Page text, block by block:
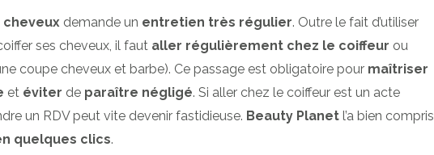
demande un entretien très régulier. Outre le fait d’utiliser
ses cheveux, il faut aller régulièrement chez le coiffeur ou
coupe cheveux et barbe). Ce passage est obligatoire pour maîtriser
et éviter de paraître négligé. Si aller chez le coiffeur est un acte
un RDV peut vite devenir fastidieuse. Beauty Planet l’a bien compris
quelques clics.